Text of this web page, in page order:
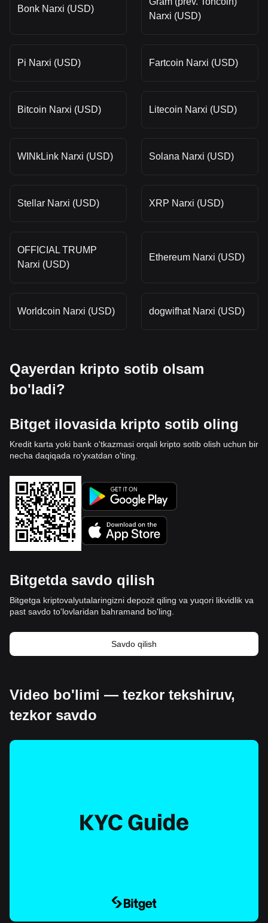
Bonk Narxi (USD)
Narxi (USD)
Pi Narxi (USD) Fartcoin Narxi (USD)
Bitcoin Narxi (USD) Litecoin Narxi (USD)
WINkLink Narxi (USD) Solana Narxi (USD)
Stellar Narxi (USD) XRP Narxi (USD)
OFFICIAL TRUMP
Narxi (USD)
Ethereum Narxi (USD)
Worldcoin Narxi (USD) dogwifhat Narxi (USD)
Qayerdan kripto sotib olsam
bo'ladi?
Bitget ilovasida kripto sotib oling
Kredit karta yoki bank o'tkazmasi orqali kripto sotib olish uchun bir
necha daqiqada ro'yxatdan o'ting.
Bitgetda savdo qilish
Bitgetga kriptovalyutalaringizni depozit qiling va yuqori likvidlik va
past savdo to'lovlaridan bahramand bo'ling.
Savdo qilish
Video bo'limi — tezkor tekshiruv,
tezkor savdo